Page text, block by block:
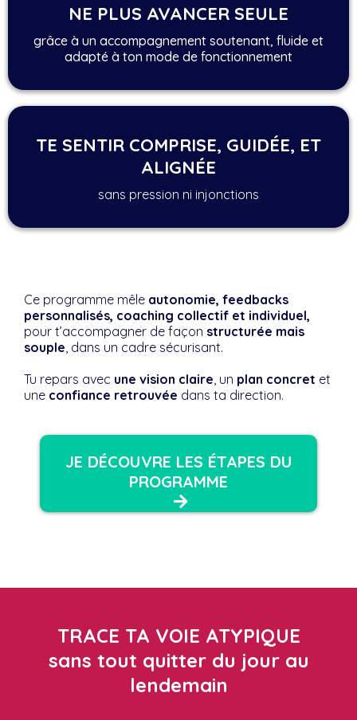
NE PLUS AVANCER SEULE
grâce à un accompagnement soutenant, fluide et
adapté à ton mode de fonctionnement
TE SENTIR COMPRISE, GUIDÉE, ET
ALIGNÉE
sans pression ni injonctions
Ce programme mêle autonomie, feedbacks
personnalisés, coaching collectif et individuel,
pour t’accompagner de façon structurée mais
souple, dans un cadre sécurisant.
Tu repars avec une vision claire, un plan concret et
une confiance retrouvée dans ta direction.
JE DÉCOUVRE LES ÉTAPES DU
PROGRAMME
TRACE TA VOIE ATYPIQUE
sans tout quitter du jour au
lendemain